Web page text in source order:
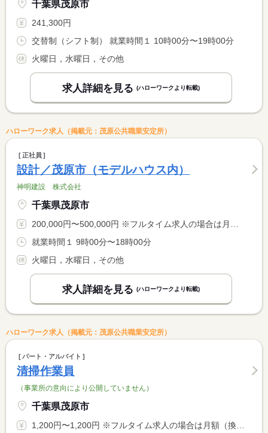
千葉県茂原市
241,300円
交替制（シフト制） 就業時間１ 10時00分〜19時00分
火曜日，水曜日，その他
求人詳細を見る (ハローワークより転載)
ハローワーク求人（掲載元：茂原公共職業安定所）
正社員
設計／茂原市（モデルハウス内）
神明建設 株式会社
千葉県茂原市
200,000円〜500,000円 ※フルタイム求人の場合は月額（換算額）、パート求人の場合は時間額を表示しています。
就業時間１ 9時00分〜18時00分
火曜日，水曜日，その他
求人詳細を見る (ハローワークより転載)
ハローワーク求人（掲載元：茂原公共職業安定所）
パート・アルバイト
清掃作業員
（事業所の意向により公開していません）
千葉県茂原市
1,200円〜1,200円 ※フルタイム求人の場合は月額（換算額）、パート求人の場合は時間額を表示しています。